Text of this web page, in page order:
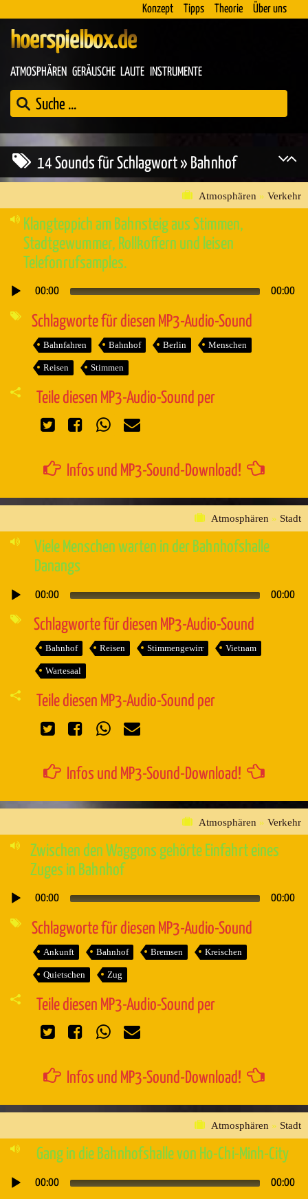
Konzept Tipps Theorie Über uns
hoerspielbox.de
ATMOSPHÄREN GERÄUSCHE LAUTE INSTRUMENTE
14 Sounds für Schlagwort » Bahnhof
Atmosphären » Verkehr
Klangteppich am Bahnsteig aus Stimmen,
Stadtgewummer, Rollkoffern und leisen
Telefonrufsamples.
Audio-
00:00 00:00
Schlagworte für diesen MP3-Audio-Sound
Bahnfahren Bahnhof Berlin Menschen
Reisen Stimmen
Teile diesen MP3-Audio-Sound per
Infos und MP3-Sound-Download!
Atmosphären » Stadt
Viele Menschen warten in der Bahnhofshalle
Danangs
Audio-
00:00 00:00
Schlagworte für diesen MP3-Audio-Sound
Bahnhof Reisen Stimmengewirr Vietnam
Wartesaal
Teile diesen MP3-Audio-Sound per
Infos und MP3-Sound-Download!
Atmosphären » Verkehr
Zwischen den Waggons gehörte Einfahrt eines
Zuges in Bahnhof
Audio-
00:00 00:00
Schlagworte für diesen MP3-Audio-Sound
Ankunft Bahnhof Bremsen Kreischen
Quietschen Zug
Teile diesen MP3-Audio-Sound per
Infos und MP3-Sound-Download!
Atmosphären » Stadt
Gang in die Bahnhofshalle von Ho-Chi-Minh-City
Audio-
00:00 00:00